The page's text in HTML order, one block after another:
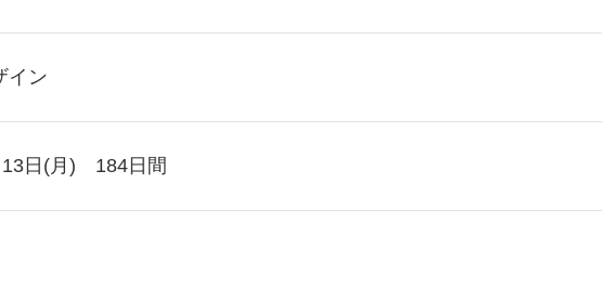
イン
13日(月) 184日間